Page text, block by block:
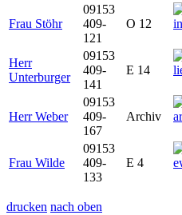
Frau Stöhr
09153
409-
121
O 12
Herr
Unterburger
09153
409-
141
E 14
Herr Weber
09153
409-
167
Archiv
Frau Wilde
09153
409-
133
E 4
drucken nach oben